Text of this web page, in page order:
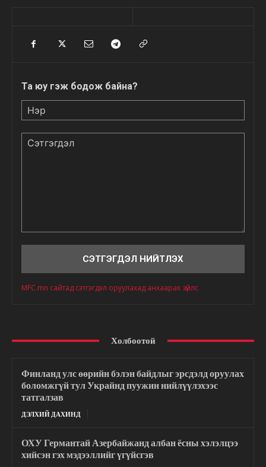
Та юу гэж бодож байна?
MFC.mn сайтад сэтгэгдэл оруулахад анхаарах зүйлс
Холбоотой
Финланд улс өөрийн бэлэн байдлыг эрсдэлд оруулах
боломжгүй тул Украйнд пуужин нийлүүлэхээс
татгалзав
ДЭЛХИЙ ДАХИНД
ОХУ Германтай Азербайжанд албан ёсны хэлэлцээ
хийсэн гэх мэдээллийг үгүйсгэв